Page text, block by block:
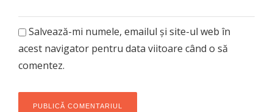
Salvează-mi numele, emailul și site-ul web în
acest navigator pentru data viitoare când o să
comentez.